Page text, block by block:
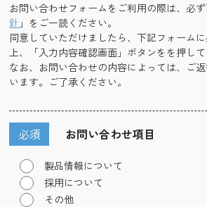
お問い合わせフォームをご利用の際は、必
針 」をご一読ください。
同意していただけましたら、下記フォーム
上、「入力内容確認画面」ボタンをを押して
なお、お問い合わせの内容によっては、ご
います。ご了承ください。
お問い合わせ項目
必須
製品情報について
採用について
その他